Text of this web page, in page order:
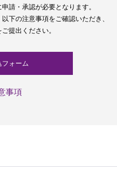
請・承認が必要となります。
以下の注意事項をご確認いただき、
提出ください。
フォーム
事項